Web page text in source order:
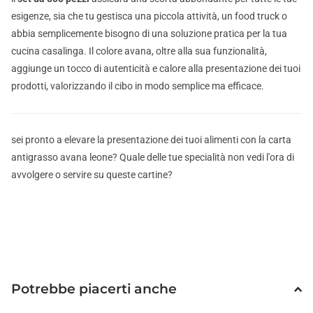
esigenze, sia che tu gestisca una piccola attività, un food truck o
abbia semplicemente bisogno di una soluzione pratica per la tua
cucina casalinga. Il colore avana, oltre alla sua funzionalità,
aggiunge un tocco di autenticità e calore alla presentazione dei tuoi
prodotti, valorizzando il cibo in modo semplice ma efficace.
sei pronto a elevare la presentazione dei tuoi alimenti con la carta
antigrasso avana leone? Quale delle tue specialità non vedi l'ora di
avvolgere o servire su queste cartine?
Potrebbe piacerti anche